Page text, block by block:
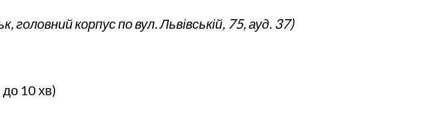
головний корпус по вул. Львівській, 75,ауд. 37)
10 хв)